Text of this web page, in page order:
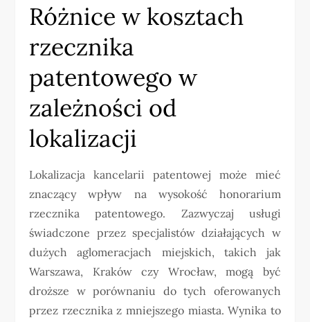
Różnice w kosztach
rzecznika
patentowego w
zależności od
lokalizacji
Lokalizacja kancelarii patentowej może mieć
znaczący wpływ na wysokość honorarium
rzecznika patentowego. Zazwyczaj usługi
świadczone przez specjalistów działających w
dużych aglomeracjach miejskich, takich jak
Warszawa, Kraków czy Wrocław, mogą być
droższe w porównaniu do tych oferowanych
przez rzecznika z mniejszego miasta. Wynika to